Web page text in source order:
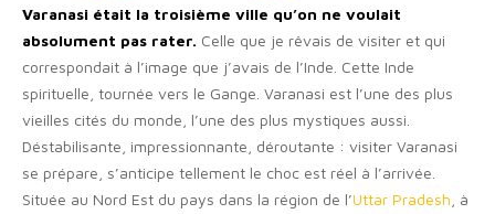
Varanasi était la troisième ville qu’on ne voulait
absolument pas rater. Celle que je rêvais de visiter et qui
correspondait à l’image que j’avais de l’Inde. Cette Inde
spirituelle, tournée vers le Gange. Varanasi est l’une des plus
vieilles cités du monde, l’une des plus mystiques aussi.
Déstabilisante, impressionnante, déroutante : visiter Varanasi
se prépare, s’anticipe tellement le choc est réel à l’arrivée.
Située au Nord Est du pays dans la région de l’Uttar Pradesh , à